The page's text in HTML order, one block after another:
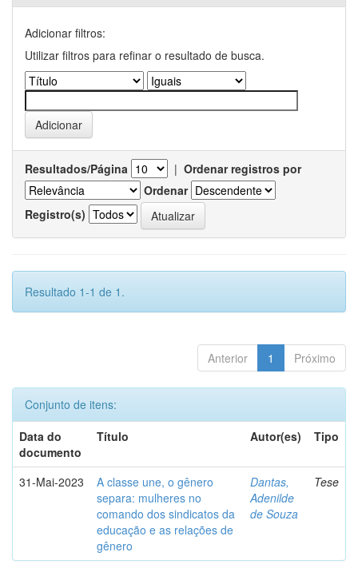
Adicionar filtros:
Utilizar filtros para refinar o resultado de busca.
Resultados/Página | Ordenar registros por
Ordenar
Registro(s)
Resultado 1-1 de 1.
Anterior 1 Próximo
Conjunto de itens:
Data do
documento
Título Autor(es) Tipo
31-Mai-2023
A classe une, o gênero
separa: mulheres no
comando dos sindicatos da
educação e as relações de
gênero
Dantas,
Adenilde
de Souza
Tese